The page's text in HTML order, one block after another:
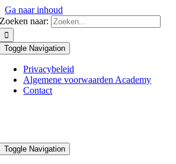
Ga naar inhoud
Zoeken naar:
Toggle Navigation
Privacybeleid
Algemene voorwaarden Academy
Contact
Toggle Navigation